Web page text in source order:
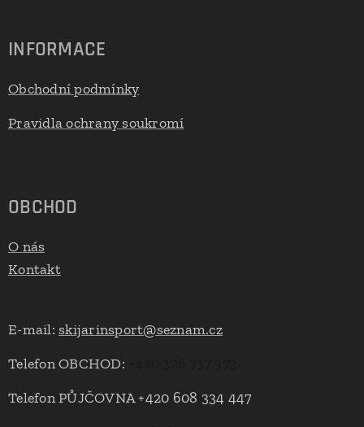
INFORMACE
Obchodní podmínky
Pravidla ochrany soukromí
OBCHOD
O nás
Kontakt
E-mail:skijarinsport@seznam.cz
Telefon OBCHOD:
Telefon PŮJČOVNA +420 608 334 447